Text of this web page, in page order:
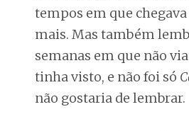
tempos em que
mais. Mas também
semanas em que não
tinha visto, e não foi só
não gostaria de lembrar.